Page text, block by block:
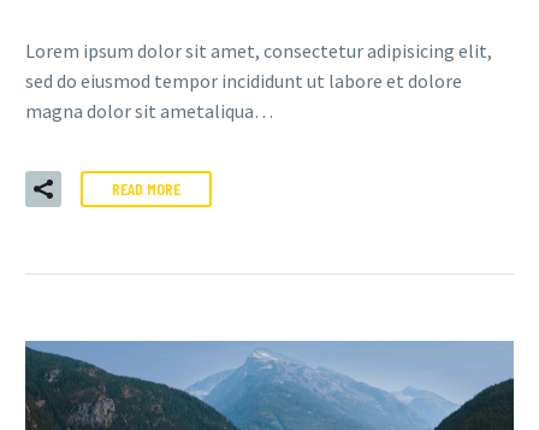
Lorem ipsum dolor sit amet, consectetur adipisicing elit,
sed do eiusmod tempor incididunt ut labore et dolore
magna dolor sit ametaliqua…
READ MORE